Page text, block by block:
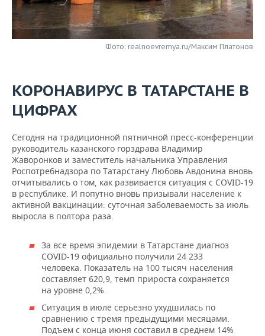
НЕФТЕХИМИЯ
НЕФТЬ
ЭНЕРГЕТИКА
РОЗНИЧНАЯ ТОРГОВЛЯ
НОВОСТИ ТЕХНОЛОГИЙ
ТЕЛЕКОММУНИКАЦИИ
МЕРОПРИЯТИЯ
НОВОСТИ МЕРОПРИЯТИЙ
БИЗНЕС-БРАНЧИ
ОТКРЫТАЯ ЛЕКЦИЯ
ФУТБОЛ
БАСКЕТБОЛ
ВОЛЕЙБОЛ
КИБЕРСПОРТ
ФИГУРНОЕ КАТАНИЕ
ВОДНЫЕ ВИДЫ СПОРТА
ХОККЕЙ С МЯЧОМ
НОВОСТИ ОБЩЕСТВА
ИНФРАСТРУКТУРА
ИСТОРИЯ
КУЛЬТУРА
МЕДИЦИНА
ОБРАЗОВАНИЕ
ПРОИСШЕСТВИЯ
ФОТОГАЛЕРЕЯ
СЮЖЕТЫ
СПРАВОЧНИК
СПИСОК ПЕРСОН
СПИСОК КОМПАНИЙ
ПОЛНАЯ ВЕРСИЯ
Фото: realnoevremya.ru/Максим Платонов
КОРОНАВИРУС В ТАТАРСТАНЕ В
ЦИФРАХ
Сегодня на традиционной пятничной пресс-конференции
руководитель казанского горздрава Владимир
Жаворонков и заместитель начальника Управления
Роспотребнадзора по Татарстану Любовь Авдонина вновь
отчитывались о том, как развивается ситуация с COVID-19
в республике. И попутно вновь призывали население к
активной вакцинации: суточная заболеваемость за июль
выросла в полтора раза.
За все время эпидемии в Татарстане диагноз
COVID-19 официально получили 24 233
человека. Показатель на 100 тысяч населения
составляет 620,9, темп прироста сохраняется
на уровне 0,2%.
Ситуация в июле серьезно ухудшилась по
сравнению с тремя предыдущими месяцами.
Подъем с конца июня составил в среднем 14%